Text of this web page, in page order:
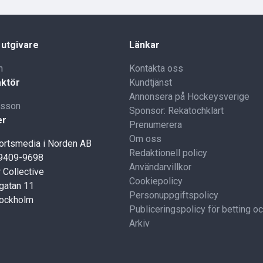
i Norden AB
9698
11
Länkar
Kontakta oss
Kundtjänst
Annonsera på Hockeysverige
Sponsor: Rekatochklart
Prenumerera
Om oss
Redaktionell policy
Användarvillkor
Cookiepolicy
Personuppgiftspolicy
Publiceringspolicy för betting
Arkiv